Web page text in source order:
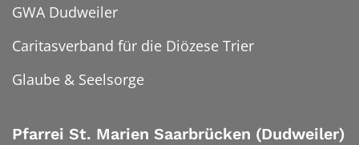
GWA Dudweiler
Caritasverband für die Diözese Trier
Glaube & Seelsorge
Pfarrei St. Marien Saarbrücken (Dudweiler)